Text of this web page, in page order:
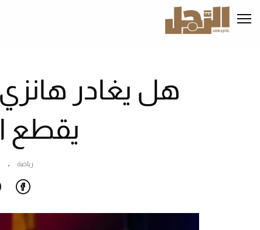
إلى
المحتوى
هل يغادر
يقطع
رياضة